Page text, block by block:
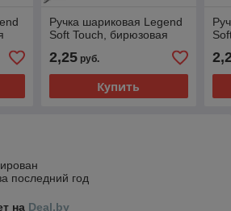
Ручка шариковая Legend
Soft Touch, бирюзовая
2,25руб.
Купить
последний год
на Deal.by